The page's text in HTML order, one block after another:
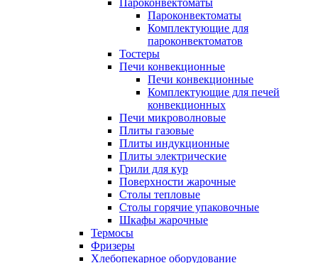
Пароконвектоматы
Пароконвектоматы
Комплектующие для
пароконвектоматов
Тостеры
Печи конвекционные
Печи конвекционные
Комплектующие для печей
конвекционных
Печи микроволновые
Плиты газовые
Плиты индукционные
Плиты электрические
Грили для кур
Поверхности жарочные
Столы тепловые
Столы горячие упаковочные
Шкафы жарочные
Термосы
Фризеры
Хлебопекарное оборудование